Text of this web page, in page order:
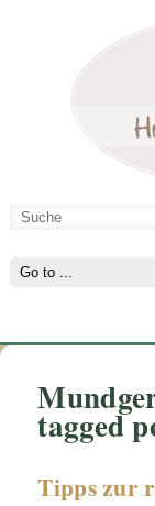
Hunde-
tagged
Tipps zur